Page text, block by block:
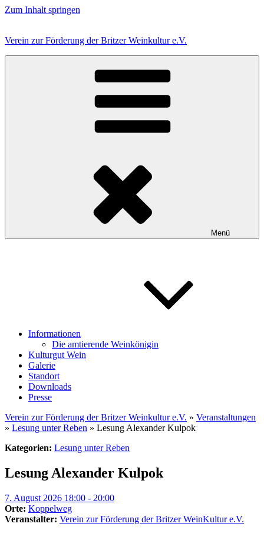
Zum Inhalt springen
Verein zur Förderung der Britzer Weinkultur e.V.
Menü
Informationen
Die amtierende Weinkönigin
Kulturgut Wein
Galerie
Standort
Downloads
Presse
Verein zur Förderung der Britzer Weinkultur e.V. » Veranstaltungen
» Lesung unter Reben » Lesung Alexander Kulpok
Kategorien: Lesung unter Reben
Lesung Alexander Kulpok
7. August 2026 18:00 - 20:00
Orte: Koppelweg
Veranstalter: Verein zur Förderung der Britzer WeinKultur e.V.